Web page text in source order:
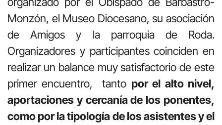
Monzón, el Museo Diocesano, su asociación
de Amigos y la parroquia de Roda.
Organizadores y participantes coinciden en
realizar un balance muy satisfactorio de este
primer encuentro, tanto por el alto nivel,
aportaciones y cercanía de los ponentes,
como por la tipología de los asistentes y el